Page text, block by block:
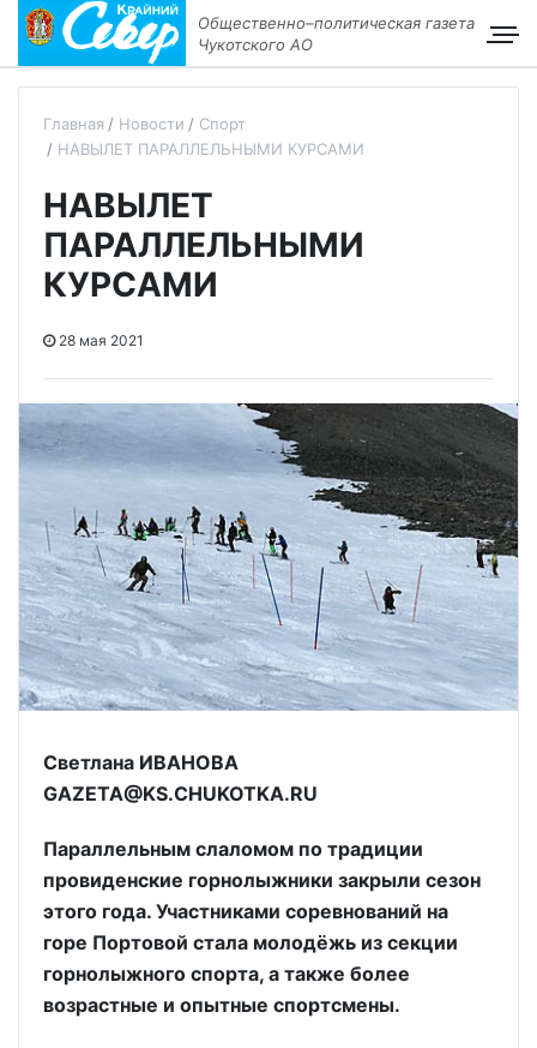
Общественно–политическая газета
Чукотского АО
Главная Новости
Спорт
НАВЫЛЕТ ПАРАЛЛЕЛЬНЫМИ КУРСАМИ
НАВЫЛЕТ
ПАРАЛЛЕЛЬНЫМИ
КУРСАМИ
28 мая 2021
Светлана ИВАНОВА
GAZETA@KS.CHUKOTKA.RU
Параллельным слаломом по традиции
провиденские горнолыжники закрыли сезон
этого года. Участниками соревнований на
горе Портовой стала молодёжь из секции
горнолыжного спорта, а также более
возрастные и опытные спортсмены.